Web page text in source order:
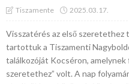
Tiszamente 2025.03.17.
Visszatérés az első szeretethez
tartottuk a Tiszamenti
találkozóját Kocséron, amelynek
szeretethez” volt. A nap